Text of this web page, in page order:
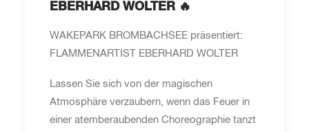
EBERHARD WOLTER 🔥
WAKEPARK BROMBACHSEE präsentiert:
FLAMMENARTIST EBERHARD WOLTER
Lassen Sie sich von der magischen
Atmosphäre verzaubern, wenn das Feuer in
einer atemberaubenden Choreographie tanzt